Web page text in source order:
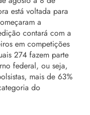
está voltada para
a
contará com a
em competições
274 fazem parte
federal, ou seja,
mais de 63%
do